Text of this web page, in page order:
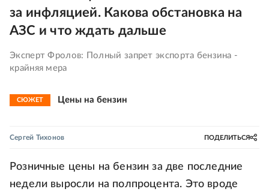
за инфляцией. Какова обстановка на
АЗС и что ждать дальше
Эксперт Фролов: Полный запрет экспорта бензина -
крайняя мера
СЮЖЕТ Цены на бензин
Сергей Тихонов ПОДЕЛИТЬСЯ
Розничные цены на бензин за две последние
недели выросли на полпроцента. Это вроде